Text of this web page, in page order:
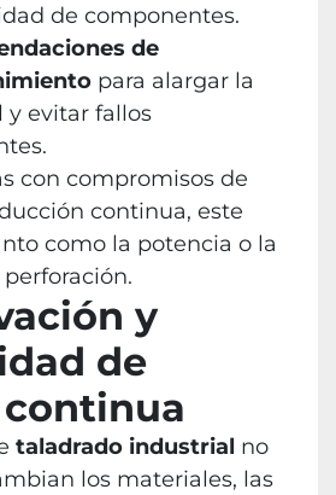
de componentes.
de
para alargar la
y evitar fallos
con compromisos de
continua, este
como la potencia o la
y
de
taladrado industrial no
los materiales, las